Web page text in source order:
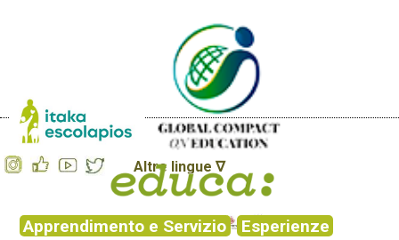
Altre lingue ∇
Apprendimento e Servizio
Esperienze